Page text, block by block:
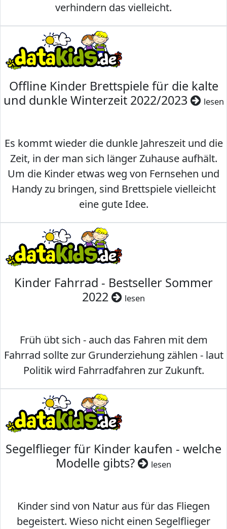
verhindern das vielleicht.
Offline Kinder Brettspiele für die kalte
und dunkle Winterzeit 2022/2023
lesen
Es kommt wieder die dunkle Jahreszeit und die
Zeit, in der man sich länger Zuhause aufhält.
Um die Kinder etwas weg von Fernsehen und
Handy zu bringen, sind Brettspiele vielleicht
eine gute Idee.
Kinder Fahrrad - Bestseller Sommer
2022
lesen
Früh übt sich - auch das Fahren mit dem
Fahrrad sollte zur Grunderziehung zählen - laut
Politik wird Fahrradfahren zur Zukunft.
Segelflieger für Kinder kaufen - welche
Modelle gibts?
lesen
Kinder sind von Natur aus für das Fliegen
begeistert. Wieso nicht einen Segelflieger